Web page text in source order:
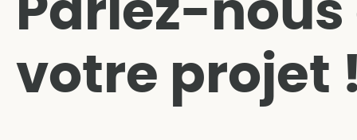
Parlez-nous
votre projet